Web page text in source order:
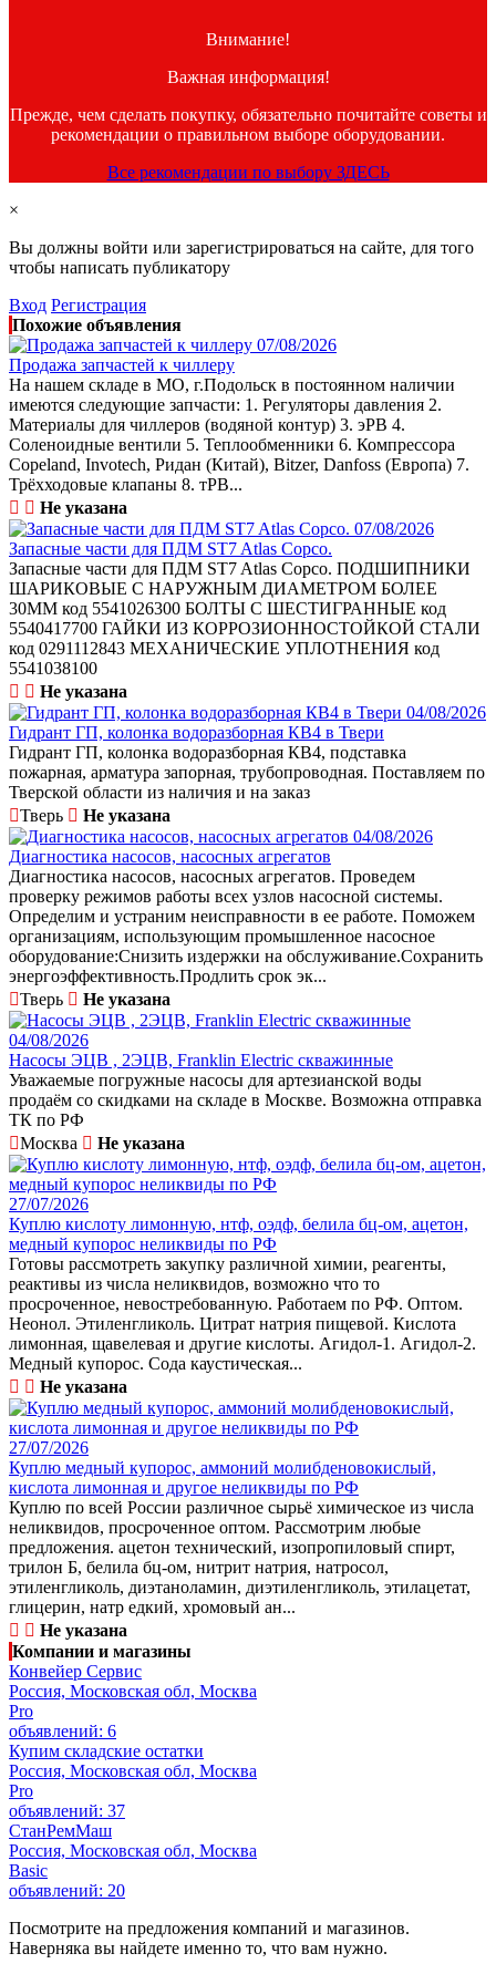
Внимание!
Важная информация!
Прежде, чем сделать покупку, обязательно почитайте советы и
рекомендации о правильном выборе оборудовании.
Все рекомендации по выбору ЗДЕСЬ
×
Вы должны войти или зарегистрироваться на сайте, для того
чтобы написать публикатору
Вход Регистрация
Похожие объявления
07/08/2026
Продажа запчастей к чиллеру
На нашем складе в МО, г.Подольск в постоянном наличии
имеются следующие запчасти: 1. Регуляторы давления 2.
Материалы для чиллеров (водяной контур) 3. эРВ 4.
Соленоидные вентили 5. Теплообменники 6. Компрессора
Сореlаnd, Invоtесh, Ридан (Китай), Вitzеr, Dаnfоss (Европа) 7.
Трёхходовые клапаны 8. тРВ...
Не указана
07/08/2026
Запасные части для ПДМ ST7 Atlas Copco.
Запасные части для ПДМ ST7 Atlas Copco. ПОДШИПНИКИ
ШАРИКОВЫЕ С НАРУЖНЫМ ДИАМЕТРОМ БОЛЕЕ
30ММ код 5541026300 БОЛТЫ С ШЕСТИГРАННЫЕ код
5540417700 ГАЙКИ ИЗ КОРРОЗИОННОСТОЙКОЙ СТАЛИ
код 0291112843 МЕХАНИЧЕСКИЕ УПЛОТНЕНИЯ код
5541038100
Не указана
04/08/2026
Гидрант ГП, колонка водоразборная КВ4 в Твери
Гидрант ГП, колонка водоразборная КВ4, подставка
пожарная, арматура запорная, трубопроводная. Поставляем по
Тверской области из наличия и на заказ
Тверь
Не указана
04/08/2026
Диагностика насосов, насосных агрегатов
Диагностика насосов, насосных агрегатов. Проведем
проверку режимов работы всех узлов насосной системы.
Определим и устраним неисправности в ее работе. Поможем
организациям, использующим промышленное насосное
оборудование:Снизить издержки на обслуживание.Сохранить
энергоэффективность.Продлить срок эк...
Тверь
Не указана
04/08/2026
Насосы ЭЦВ , 2ЭЦВ, Franklin Electric скважинные
Уважаемые погружные насосы для артезианской воды
продаём со скидками на складе в Москве. Возможна отправка
ТК по РФ
Москва
Не указана
27/07/2026
Куплю кислоту лимонную, нтф, оэдф, белила бц-ом, ацетон,
медный купорос неликвиды по РФ
Готовы рассмотреть закупку различной химии, реагенты,
реактивы из числа неликвидов, возможно что то
просроченное, невостребованную. Работаем по РФ. Оптом.
Неонол. Этиленгликоль. Цитрат натрия пищевой. Кислота
лимонная, щавелевая и другие кислоты. Агидол-1. Агидол-2.
Медный купорос. Сода каустическая...
Не указана
27/07/2026
Куплю медный купорос, аммоний молибденовокислый,
кислота лимонная и другое неликвиды по РФ
Куплю по всей России различное сырьё химическое из числа
неликвидов, просроченное оптом. Рассмотрим любые
предложения. ацетон технический, изопропиловый спирт,
трилон Б, белила бц-ом, нитрит натрия, натросол,
этиленгликоль, диэтаноламин, диэтиленгликоль, этилацетат,
глицерин, натр едкий, хромовый ан...
Не указана
Компании и магазины
Конвейер Сервис
Россия, Московская обл, Москва
Pro
объявлений: 6
Купим складские остатки
Россия, Московская обл, Москва
Pro
объявлений: 37
СтанРемМаш
Россия, Московская обл, Москва
Basic
объявлений: 20
Посмотрите на предложения компаний и магазинов.
Наверняка вы найдете именно то, что вам нужно.